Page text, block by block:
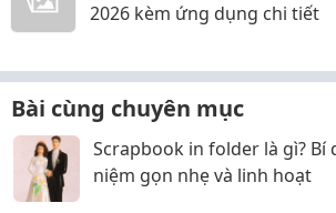
2026 kèm ứng dụng chi tiết
Bài cùng chuyên mục
Scrapbook in folder là gì? Bí
niệm gọn nhẹ và linh hoạt